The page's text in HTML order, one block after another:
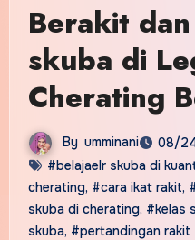
Berakit
skuba di
Cherating
By umminani
08/
#belajaelr skuba di
cherating, #cara ikat rakit,
skuba di cherating, #kelas
skuba, #pertandingan rakit